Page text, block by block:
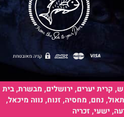
קרית יערים, ירושלים, מבשרת, בית
נחם, מחסיה, זנוח, נווה מיכאל,
ישעי, זכריה